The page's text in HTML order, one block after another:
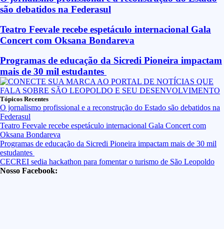
são debatidos na Federasul
Teatro Feevale recebe espetáculo internacional Gala
Concert com Oksana Bondareva
Programas de educação da Sicredi Pioneira impactam
mais de 30 mil estudantes
Tópicos Recentes
O jornalismo profissional e a reconstrução do Estado são debatidos na
Federasul
Teatro Feevale recebe espetáculo internacional Gala Concert com
Oksana Bondareva
Programas de educação da Sicredi Pioneira impactam mais de 30 mil
estudantes
CECREI sedia hackathon para fomentar o turismo de São Leopoldo
Nosso Facebook: